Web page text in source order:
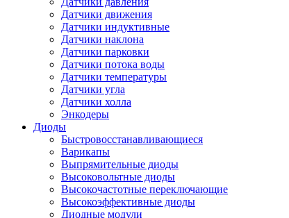
Датчики движения
Датчики индуктивные
Датчики наклона
Датчики парковки
Датчики потока воды
Датчики температуры
Датчики угла
Датчики холла
Энкодеры
Диоды
Быстровосстанавливающиеся
Варикапы
Выпрямительные диоды
Высоковольтные диоды
Высокочастотные переключающие
Высокоэффективные диоды
Диодные модули